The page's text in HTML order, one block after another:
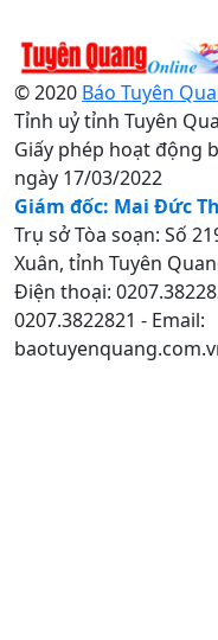
© 2020 Báo Tuyên
Tỉnh uỷ tỉnh Tuyên
Giấy phép hoạt động
ngày 17/03/2022
Giám đốc: Mai Đức
Trụ sở Tòa soạn: Số
Xuân, tỉnh Tuyên
Điện thoại:
0207.3822821 - Email: